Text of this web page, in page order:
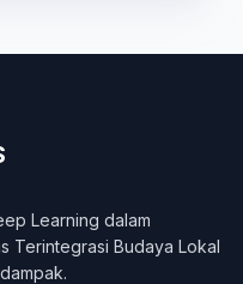
Learning dalam
Terintegrasi Budaya Lokal